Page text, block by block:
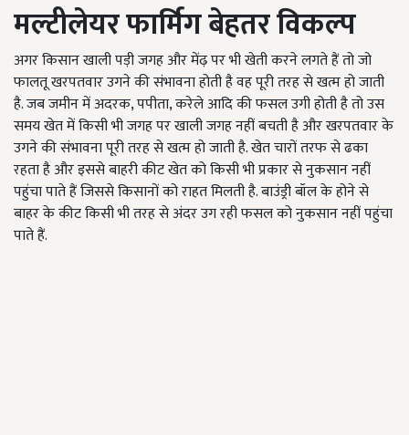
मल्टीलेयर फार्मिग बेहतर विकल्प
अगर किसान खाली पड़ी जगह और मेंढ़ पर भी खेती करने लगते हैं तो जो
फालतू खरपतवार उगने की संभावना होती है वह पूरी तरह से खत्म हो जाती
है. जब जमीन में अदरक, पपीता, करेले आदि की फसल उगी होती है तो उस
समय खेत में किसी भी जगह पर खाली जगह नहीं बचती है और खरपतवार के
उगने की संभावना पूरी तरह से खत्म हो जाती है. खेत चारों तरफ से ढका
रहता है और इससे बाहरी कीट खेत को किसी भी प्रकार से नुकसान नहीं
पहुंचा पाते हैं जिससे किसानों को राहत मिलती है. बाउंड्री बॉल के होने से
बाहर के कीट किसी भी तरह से अंदर उग रही फसल को नुकसान नहीं पहुंचा
पाते हैं.